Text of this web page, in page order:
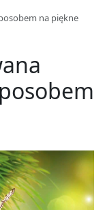
na piękne